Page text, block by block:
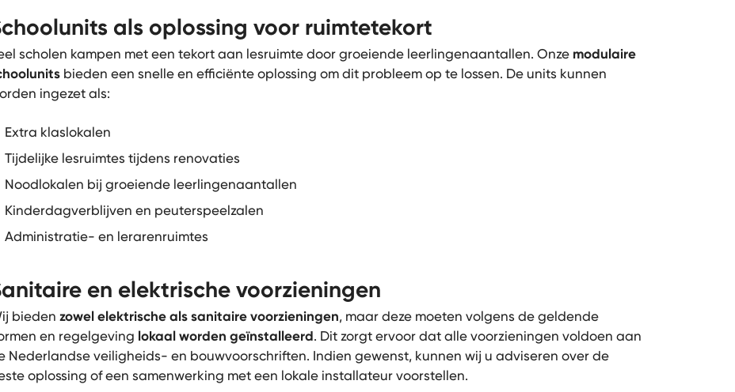
als oplossing voor ruimtetekort
scholen kampen met een tekort aan lesruimte door groeiende leerlingenaantallen. Onze modulaire
bieden een snelle en efficiënte oplossing om dit probleem op te lossen. De units kunnen
ingezet als:
Extra klaslokalen
Tijdelijke lesruimtes tijdens renovaties
Noodlokalen bij groeiende leerlingenaantallen
Kinderdagverblijven en peuterspeelzalen
Administratie- en lerarenruimtes
en elektrische voorzieningen
bieden zowel elektrische als sanitaire voorzieningen, maar deze moeten volgens de geldende
en regelgeving lokaal worden geïnstalleerd. Dit zorgt ervoor dat alle voorzieningen voldoen aan
Nederlandse veiligheids- en bouwvoorschriften. Indien gewenst, kunnen wij u adviseren over de
oplossing of een samenwerking met een lokale installateur voorstellen.